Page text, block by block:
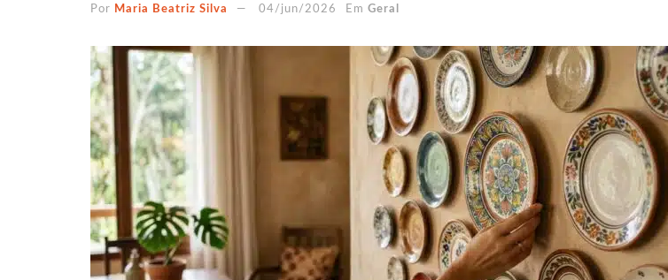
Por Maria Beatriz Silva 04/jun/2026 Em Geral